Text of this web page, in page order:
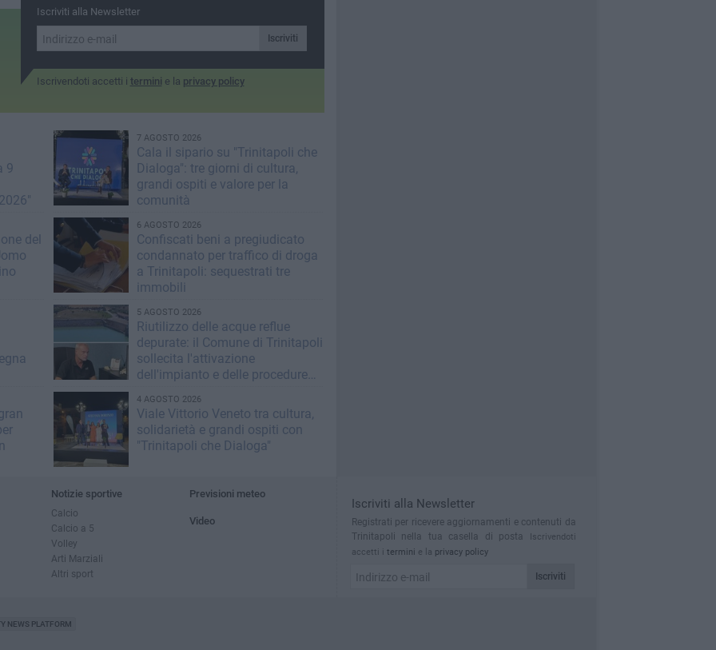
Iscriviti alla Newsletter
Iscriviti
Iscrivendoti accetti i termini e la privacy policy
9
7 AGOSTO 2026
Cala il sipario su "Trinitapoli che
Dialoga": tre giorni di cultura,
grandi ospiti e valore per la
comunità
del
6 AGOSTO 2026
Confiscati beni a pregiudicato
condannato per traffico di droga
a Trinitapoli: sequestrati tre
immobili
5 AGOSTO 2026
Riutilizzo delle acque reflue
depurate: il Comune di Trinitapoli
sollecita l'attivazione
dell'impianto e delle procedure
4 AGOSTO 2026
Viale Vittorio Veneto tra cultura,
solidarietà e grandi ospiti con
"Trinitapoli che Dialoga"
Notizie sportive
Calcio
Calcio a 5
Volley
Arti Marziali
Altri sport
Previsioni meteo
Video
Iscriviti alla Newsletter
Registrati per ricevere aggiornamenti e contenuti da
Trinitapoli nella tua casella di posta
Iscrivendoti
accetti i termini e la privacy policy
Iscriviti
NEWS PLATFORM